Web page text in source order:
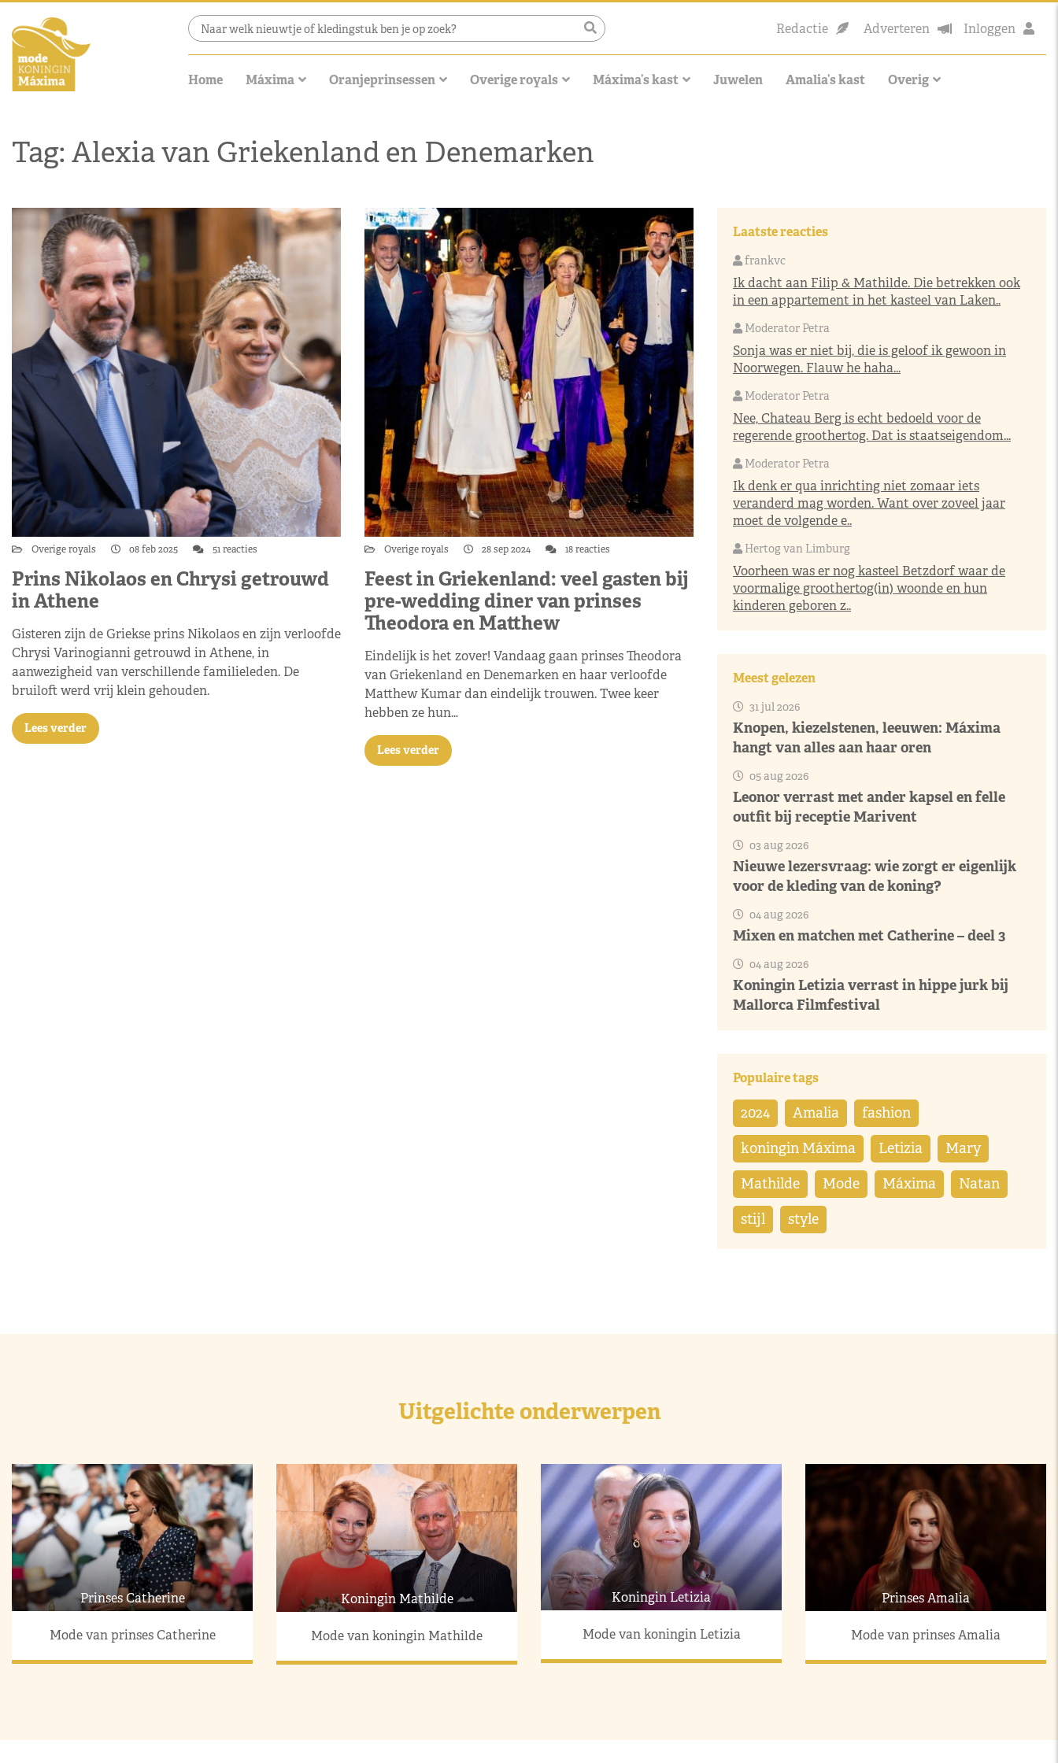
Redactie Adverteren Inloggen
Home Máxima Oranjeprinsessen Overige royals Máxima’s kast Juwelen Amalia’s kast Overig
Tag: Alexia van Griekenland en Denemarken
Overige royals 08 feb 2025 51 reacties
Prins Nikolaos en Chrysi getrouwd
in Athene
Gisteren zijn de Griekse prins Nikolaos en zijn verloofde
Chrysi Varinogianni getrouwd in Athene, in
aanwezigheid van verschillende familieleden. De
bruiloft werd vrij klein gehouden.
Lees verder
Overige royals 28 sep 2024 18 reacties
Feest in Griekenland: veel gasten bij
pre-wedding diner van prinses
Theodora en Matthew
Eindelijk is het zover! Vandaag gaan prinses Theodora
van Griekenland en Denemarken en haar verloofde
Matthew Kumar dan eindelijk trouwen. Twee keer
hebben ze hun…
Lees verder
Laatste reacties
frankvc
Ik dacht aan Filip & Mathilde. Die betrekken ook
in een appartement in het kasteel van Laken..
Moderator Petra
Sonja was er niet bij, die is geloof ik gewoon in
Noorwegen. Flauw he haha...
Moderator Petra
Nee, Chateau Berg is echt bedoeld voor de
regerende groothertog. Dat is staatseigendom...
Moderator Petra
Ik denk er qua inrichting niet zomaar iets
veranderd mag worden. Want over zoveel jaar
moet de volgende e..
Hertog van Limburg
Voorheen was er nog kasteel Betzdorf waar de
voormalige groothertog(in) woonde en hun
kinderen geboren z..
Meest gelezen
31 jul 2026
Knopen, kiezelstenen, leeuwen: Máxima
hangt van alles aan haar oren
05 aug 2026
Leonor verrast met ander kapsel en felle
outfit bij receptie Marivent
03 aug 2026
Nieuwe lezersvraag: wie zorgt er eigenlijk
voor de kleding van de koning?
04 aug 2026
Mixen en matchen met Catherine – deel 3
04 aug 2026
Koningin Letizia verrast in hippe jurk bij
Mallorca Filmfestival
Populaire tags
2024 Amalia fashion
koningin Máxima Letizia Mary
Mathilde Mode Máxima Natan
stijl style
Uitgelichte onderwerpen
Prinses Catherine
Mode van prinses Catherine
Koningin Mathilde
Mode van koningin Mathilde
Koningin Letizia
Mode van koningin Letizia
Prinses Amalia
Mode van prinses Amalia